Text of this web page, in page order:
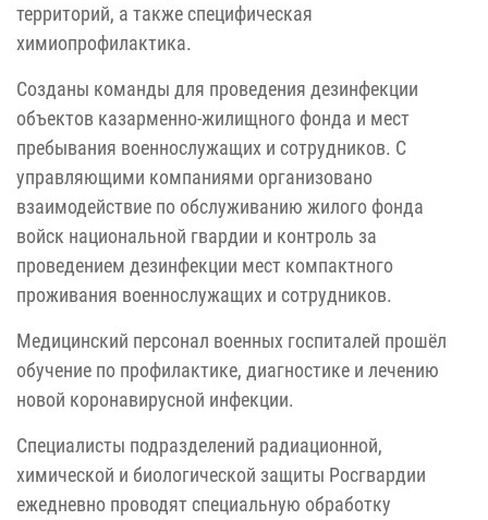
территорий, а также специфическая
химиопрофилактика.
Созданы команды для проведения дезинфекции
объектов казарменно-жилищного фонда и мест
пребывания военнослужащих и сотрудников. С
управляющими компаниями организовано
взаимодействие по обслуживанию жилого фонда
войск национальной гвардии и контроль за
проведением дезинфекции мест компактного
проживания военнослужащих и сотрудников.
Медицинский персонал военных госпиталей прошёл
обучение по профилактике, диагностике и лечению
новой коронавирусной инфекции.
Специалисты подразделений радиационной,
химической и биологической защиты Росгвардии
ежедневно проводят специальную обработку